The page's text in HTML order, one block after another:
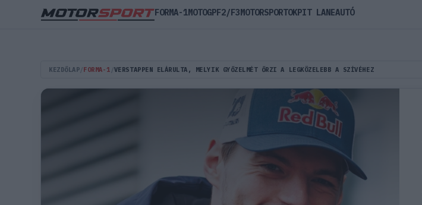
KEZDŐLAP FORMA-1 VERSTAPPEN ELÁRULTA, MELYIK GYŐZELMÉT ŐRZI A LEGKÖZELEBB A SZÍVÉHEZ
FORMA-1MOTOGPF2/F3MOTORSPORTOKPIT LANEAUTÓ